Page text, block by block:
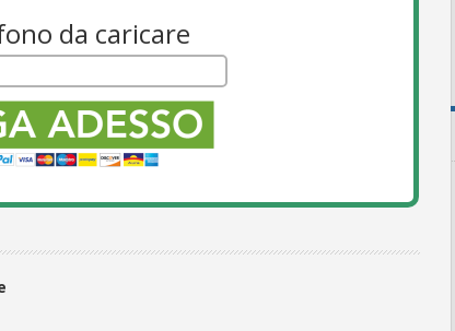
da caricare